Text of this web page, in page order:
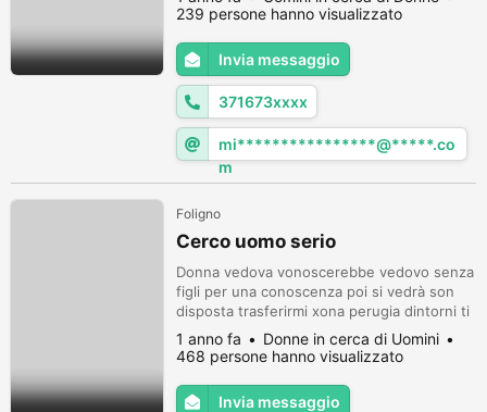
239 persone hanno visualizzato
Invia messaggio
371673xxxx
mi****************@*****.co
m
Foligno
Cerco uomo serio
Donna vedova vonoscerebbe vedovo senza
figli per una conoscenza poi si vedrà son
disposta trasferirmi xona perugia dintorni ti
cerco età 60 anni in su persona buona
carattere semplice po robusto non guardo
aspetto fisico chi sia tu guardo cuore testa
contatto whatsapp mio
1 anno fa
Donne in cerca di Uomini
468 persone hanno visualizzato
Invia messaggio